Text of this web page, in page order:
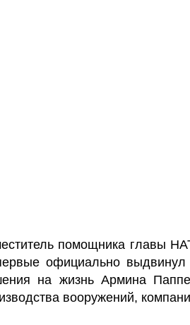
помощника главы
официально
на жизнь Армина
вооружений,